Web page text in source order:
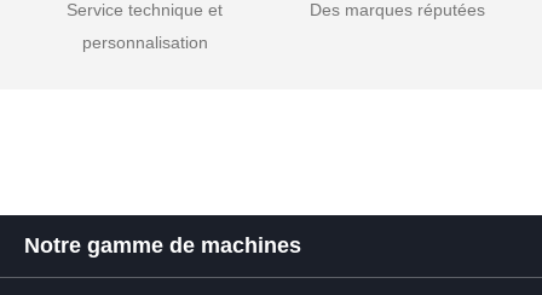
Service technique et
personnalisation
Des marques réputées
Notre gamme de machines